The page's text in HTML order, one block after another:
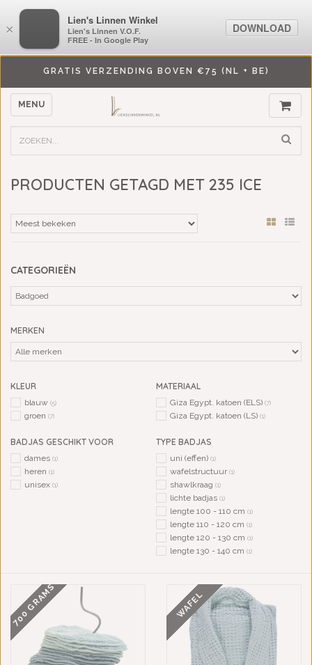
GRATIS VERZENDING BOVEN €75 (NL + BE)
MENU
PRODUCTEN GETAGD MET 235 ICE
CATEGORIEËN
MERKEN
KLEUR
blauw (5)
groen (7)
MATERIAAL
Giza Egypt. katoen (ELS) (7)
Giza Egypt. katoen (LS) (1)
BADJAS GESCHIKT VOOR
dames (1)
heren (1)
unisex (1)
TYPE BADJAS
uni (effen) (1)
wafelstructuur(1)
shawlkraag (1)
lichte badjas (1)
lengte 100 - 110 cm (1)
lengte 110 - 120 cm (1)
lengte 120 - 130 cm (1)
lengte 130 - 140 cm (1)
700 GRAMS WAFEL
×
LiensLinnenwinkel.nl
Lien's Linnen V.O.F.
FREE - In Google Play
DOWNLOAD
×
Lien's Linnen Winkel
Lien's Linnen V.O.F.
FREE - In Google Play
DOWNLOAD